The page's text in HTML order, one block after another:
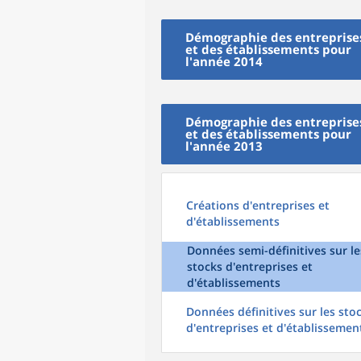
Démographie des
et des établissements pour
l'année 2014
Démographie des
et des établissements pour
l'année 2013
Créations d'entreprises et
d'établissements
Données semi-définitives sur
stocks d'entreprises et
d'établissements
Données définitives sur les
d'entreprises et